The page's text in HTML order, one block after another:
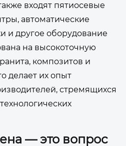
входят пятиосевые
автоматические
и другое оборудование
на высокоточную
композитов и
делает их опыт
стремящихся
— это вопрос